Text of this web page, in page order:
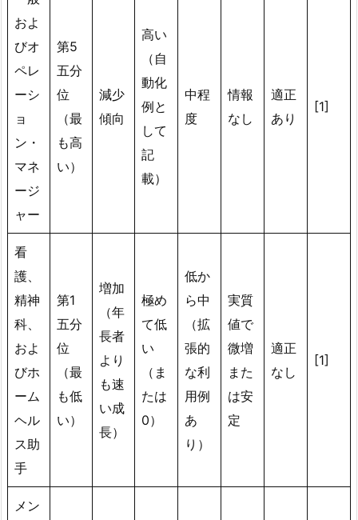
およ
びオ
ペレ
ーシ
ョ
ン・
マネ
ージ
ャー
第5
五分
位
（最
も高
い）
減少
傾向
高い
（自
動化
例と
して
記
載）
中程
度
情報
なし
適正
あり
[1]
看
護、
精神
科、
およ
びホ
ーム
ヘル
ス助
手
第1
五分
位
（最
も低
い）
増加
（年
長者
より
も速
い成
長）
極め
て低
い
（ま
たは
0）
低か
ら中
（拡
張的
な利
用例
あ
り）
実質
値で
微増
また
は安
定
適正
なし
[1]
メン